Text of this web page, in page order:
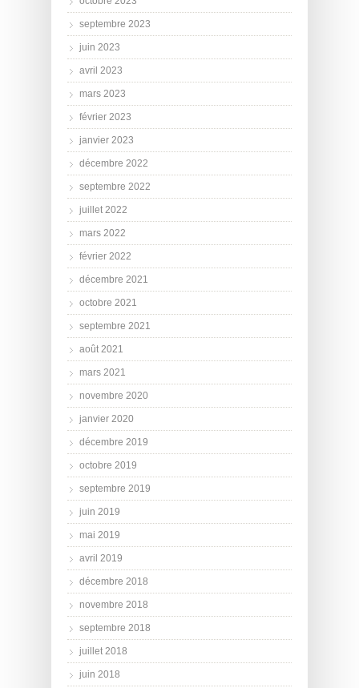
septembre 2023
juin 2023
avril 2023
mars 2023
février 2023
janvier 2023
décembre 2022
septembre 2022
juillet 2022
mars 2022
février 2022
décembre 2021
octobre 2021
septembre 2021
août 2021
mars 2021
novembre 2020
janvier 2020
décembre 2019
octobre 2019
septembre 2019
juin 2019
mai 2019
avril 2019
décembre 2018
novembre 2018
septembre 2018
juillet 2018
juin 2018